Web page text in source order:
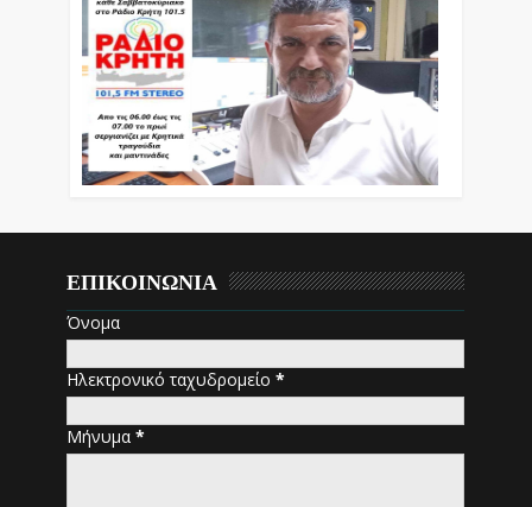
ΕΠΙΚΟΙΝΩΝΙΑ
Όνομα
Ηλεκτρονικό ταχυδρομείο*
Μήνυμα*